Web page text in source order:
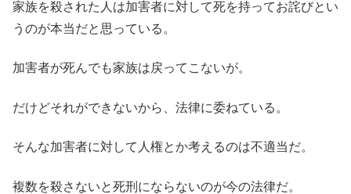
家族を殺された人は加害者に対して死を持ってお詫びとい
うのが本当だと思っている。
加害者が死んでも家族は戻ってこないが。
だけどそれができないから、法律に委ねている。
そんな加害者に対して人権とか考えるのは不適当だ。
複数を殺さないと死刑にならないのが今の法律だ。